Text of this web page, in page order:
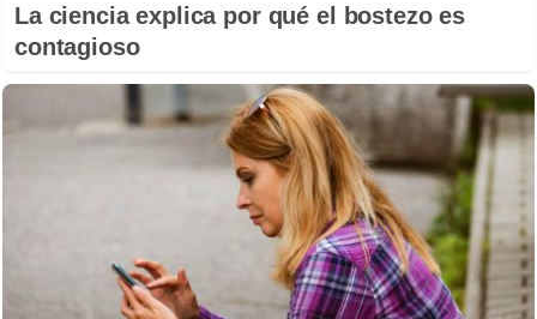
La ciencia explica por qué el bostezo es
contagioso